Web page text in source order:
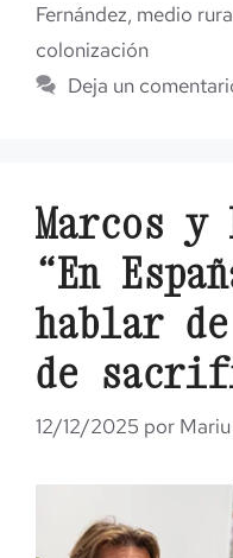
Fernández, medio
colonización
Deja un
Marcos y
“En
hablar
de
12/12/2025 por